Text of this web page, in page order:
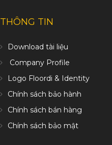
THÔNG TIN
Download tài liệu
Company Profile
Logo Floordi & Identity
Chính sách bảo hành
Chính sách bán hàng
Chính sách bảo mật